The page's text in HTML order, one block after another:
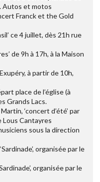
Autos et motos
Franck et the Gold
ce 4 juillet, dès 21h rue
de 9h à 17h, à la Maison
à partir de 10h,
place de l’église (à
Grands Lacs.
‘concert d’été’ par
Cantayres
sous la direction
organisée par le
organisée par le